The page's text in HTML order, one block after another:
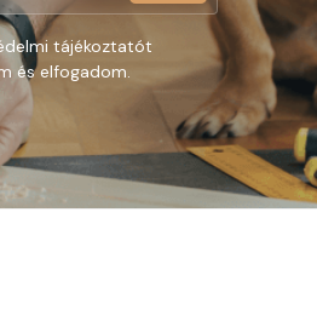
tájékoztatót
és elfogadom.